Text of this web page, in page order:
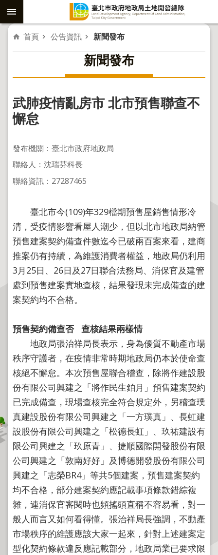
跳到主要內容區塊
進
社
子
劃
公
程
逕
為
分
割
圖
籍
果
檔
案
應
用
政
府
資
訊
公
開
公
告
資
訊
首頁 公告資訊 新聞發布
新聞發布
武肺疫情亂房市 北市預售聯查不
懈怠
發布機關：臺北市政府地政局
聯絡人：沈瑞芬科長
聯絡資訊：27287465
臺北市今(109)年329檔期預售屋銷售情形冷
清，受疫情影響看屋人潮少，但以北市地政局納管
預售建案契約備查件數迄今已破兩百案來看，建商
推案仍有持續，為維護消費者權益，地政局仍利用
3月25日、26日及27日聯合法務局、消保官及建管
處到預售建案實地查核，結果發現未完成備查的建
案契約均不合格。
預售契約備查否
查核結果兩樣情
地政局張治祥局長表示，身為優質不動產市場
秩序守護者，在疫情非常時期地政局仍本於使命查
核絕不懈怠。本次預售屋聯合稽查，除將作建設股
份有限公司興建之「將作民生鉑月」預售建案契約
已完成備查，現場查核完全符合規定外，另稽查璞
真建設股份有限公司興建之「一方璞真」、長虹建
設股份有限公司興建之「松德長虹」、玖祐建設有
限公司興建之「玖原青」、捷順國際開發股份有限
公司興建之「敦南好好」及博德開發股份有限公司
興建之「志榮BR4」等共5個建案，預售建案契約
均不合格，部分建案契約應記載事項條款錯綜複
雜，連消保官審閱時也頻搖頭直稱不容易看，對一
般人而言又如何看得懂。張治祥局長強調，不動產
市場秩序的維護應該大家一起來，針對上述建案定
型化契約條款違反應記載部分，地政局業已要求限